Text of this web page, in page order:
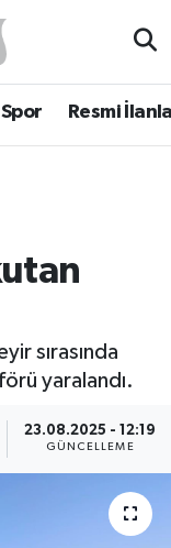
Spor Resmi
sırasında
yaralandı.
23.08.2025 - 12:19
GÜNCELLEME